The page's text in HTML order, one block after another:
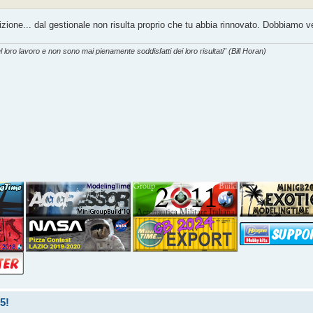
dal gestionale non risulta proprio che tu abbia rinnovato. Dobbiamo
lavoro e non sono mai pienamente soddisfatti dei loro risultati" (Bill Horan)